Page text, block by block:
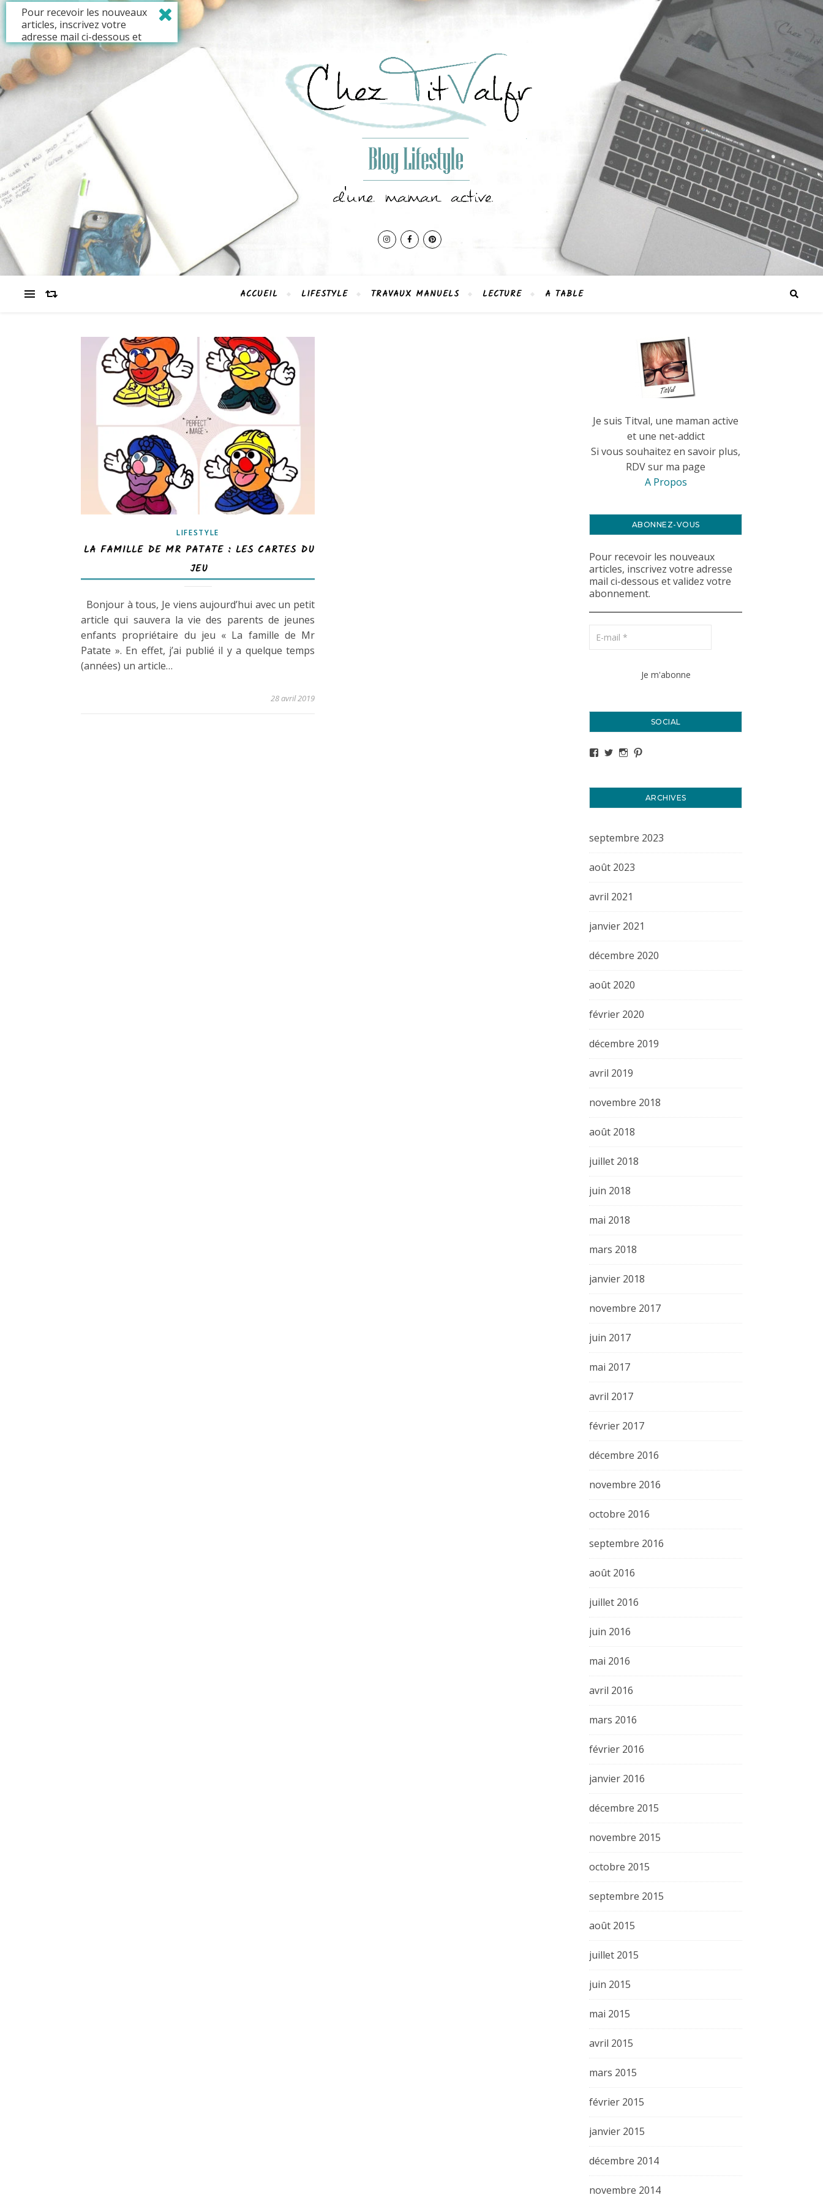
ACCUEIL LIFESTYLE TRAVAUX MANUELS LECTURE A TABLE
LIFESTYLE
LA FAMILLE DE MR PATATE : LES CARTES DU
JEU
Bonjour à tous, Je viens aujourd’hui avec un petit
article qui sauvera la vie des parents de jeunes
enfants propriétaire du jeu « La famille de Mr
Patate ». En effet, j’ai publié il y a quelque temps
(années) un article…
28 avril 2019
Je suis Titval, une maman active
et une net-addict
Si vous souhaitez en savoir plus,
RDV sur ma page
A Propos
ABONNEZ-VOUS
Pour recevoir les nouveaux
articles, inscrivez votre adresse
mail ci-dessous et validez votre
abonnement.
SOCIAL
Voir le profil de titval35 sur Facebook
Voir le profil de titval35 sur Twitter
Voir le profil de titval35 sur Instagram
ARCHIVES
septembre 2023
août 2023
avril 2021
janvier 2021
décembre 2020
août 2020
février 2020
décembre 2019
avril 2019
novembre 2018
août 2018
juillet 2018
juin 2018
mai 2018
mars 2018
janvier 2018
novembre 2017
juin 2017
mai 2017
avril 2017
février 2017
décembre 2016
novembre 2016
octobre 2016
septembre 2016
août 2016
juillet 2016
juin 2016
mai 2016
avril 2016
mars 2016
février 2016
janvier 2016
décembre 2015
novembre 2015
octobre 2015
septembre 2015
août 2015
juillet 2015
juin 2015
mai 2015
avril 2015
mars 2015
février 2015
janvier 2015
décembre 2014
novembre 2014
Pour recevoir les nouveaux
articles, inscrivez votre
adresse mail ci-dessous et
validez votre abonnement.